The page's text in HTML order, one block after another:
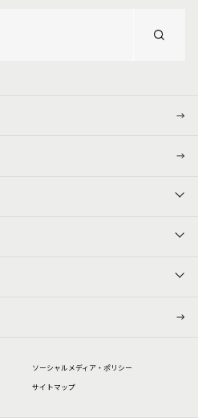
ソーシャルメディア・ポリシー
サイトマップ